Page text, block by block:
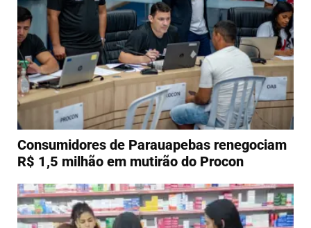
Consumidores de Parauapebas renegociam
R$ 1,5 milhão em mutirão do Procon